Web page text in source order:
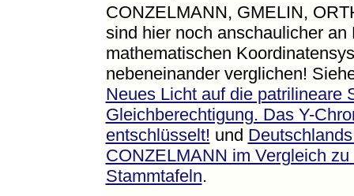
CONZELMANN, GMELIN,
sind hier noch anschaulicher
mathematischen
nebeneinander verglichen!
Neues Licht auf die patrilineare
Gleichberechtigung. Das Y-
entschlüsselt! und
CONZELMANN im Vergleich
Stammtafeln.